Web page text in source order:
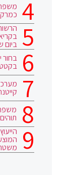
ביום
בחור